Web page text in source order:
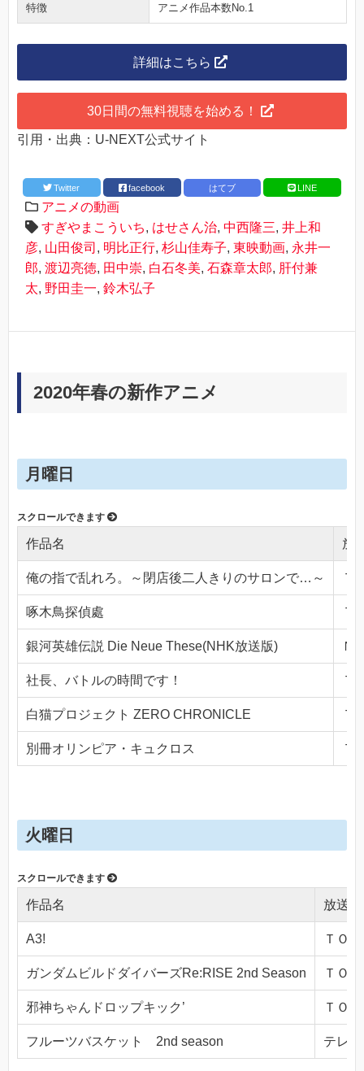
特徴 アニメ作品本数No.1
詳細はこちら
30日間の無料視聴を始める！
引用・出典：U-NEXT公式サイト
Twitter facebook はてブ LINE
アニメの動画
すぎやまこういち, はせさん治, 中西隆三, 井上和
彦, 山田俊司 , 明比正行, 杉山佳寿子, 東映動画, 永井一
郎, 渡辺亮徳, 田中崇, 白石冬美, 石森章太郎, 肝付兼
太, 野田圭一, 鈴木弘子
2020年春の新作アニメ
月曜日
作品名 放
俺の指で乱れろ。～閉店後二人きりのサロンで…～ Ｔ
啄木鳥探偵處 Ｔ
銀河英雄伝説 Die Neue These(NHK放送版) Ｎ
社長、バトルの時間です！ Ｔ
白猫プロジェクト ZERO CHRONICLE Ｔ
別冊オリンピア・キュクロス Ｔ
火曜日
作品名 放送局
A3! ＴＯ
ガンダムビルドダイバーズRe:RISE 2nd Season ＴＯ
邪神ちゃんドロップキック’ ＴＯ
フルーツバスケット 2nd season テレ